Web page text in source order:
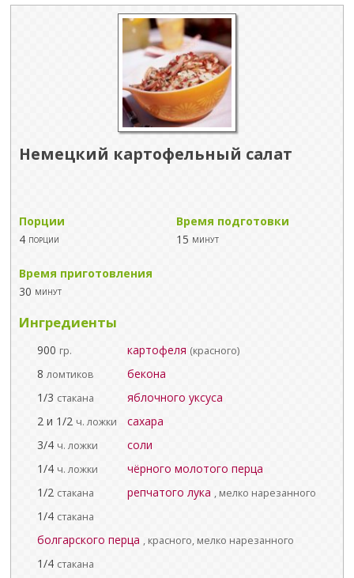
Немецкий картофельный салат
Порции
Время подготовки
4 порции 15 минут
Время приготовления
30 минут
Ингредиенты
900 гр. картофеля (красного)
8 ломтиков
бекона
1/3 стакана
яблочного уксуса
2 и 1/2 ч. ложки
сахара
3/4 ч. ложки
соли
1/4 ч. ложки
чёрного молотого перца
1/2 стакана репчатого лука , мелко нарезанного
1/4 стакана
болгарского перца , красного, мелко нарезанного
1/4 стакана